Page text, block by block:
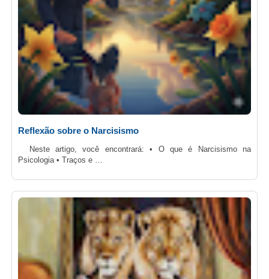
Reflexão sobre o Narcisismo
Neste artigo, você encontrará: • O que é Narcisismo na
Psicologia • Traços e …